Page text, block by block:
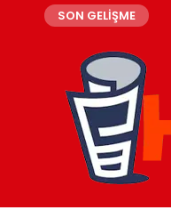
SON GELİŞME